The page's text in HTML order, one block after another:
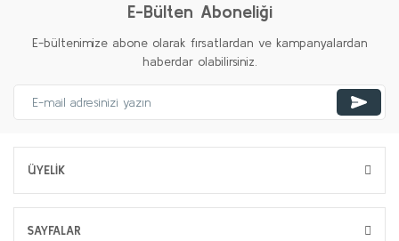
E-Bülten Aboneliği
E-bültenimize abone olarak fırsatlardan ve kampanyalardan
haberdar olabilirsiniz.
ÜYELİK
SAYFALAR